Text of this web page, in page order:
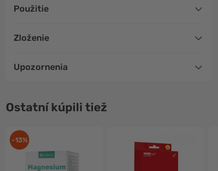
Použitie
Zloženie
Upozornenia
Ostatní kúpili tiež
-13%